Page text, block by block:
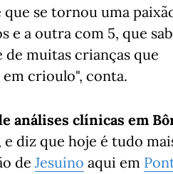
se tornou uma
e a outra com 5, que
de muitas crianças que
crioulo", conta.
análises clínicas em
diz que hoje é tudo
de Jesuíno aqui em